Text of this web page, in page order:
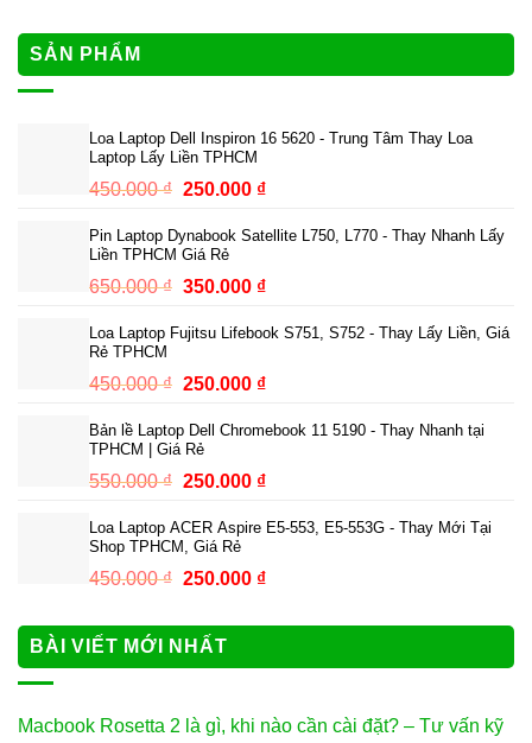
SẢN PHẨM
Loa Laptop Dell Inspiron 16 5620 - Trung Tâm Thay Loa
Laptop Lấy Liền TPHCM
450.000₫ Giá
là:
450.000 ₫.
250.000 ₫Giá
tại
250.000 ₫.
Pin Laptop Dynabook Satellite L750, L770 - Thay Nhanh Lấy
Liền TPHCM Giá Rẻ
650.000₫ Giá
là:
350.000 ₫Giá
tại
350.000 ₫.
Loa Laptop Fujitsu Lifebook S751, S752 - Thay Lấy Liền, Giá
Rẻ TPHCM
450.000₫ Giá
là:
450.000 ₫.
250.000 ₫Giá
tại
250.000 ₫.
Bản lề Laptop Dell Chromebook 11 5190 - Thay Nhanh tại
TPHCM | Giá Rẻ
550.000₫ Giá
là:
550.000 ₫.
250.000 ₫Giá
tại
250.000 ₫.
Loa Laptop ACER Aspire E5-553, E5-553G - Thay Mới Tại
Shop TPHCM, Giá Rẻ
450.000₫ Giá
là:
450.000 ₫.
250.000 ₫Giá
tại
BÀI VIẾT MỚI NHẤT
Macbook Rosetta 2 là gì, khi nào cần cài đặt? – Tư vấn kỹ